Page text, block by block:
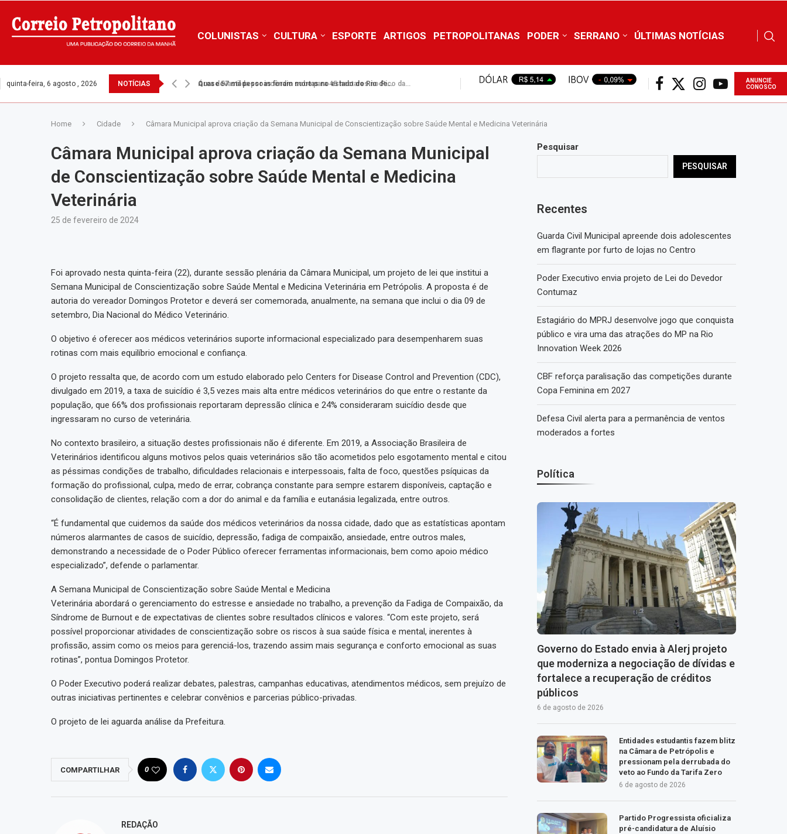
COLUNISTAS CULTURA ESPORTE ARTIGOS PETROPOLITANAS PODER SERRANO ÚLTIMAS NOTÍCIAS
quinta-feira, 6 agosto , 2026 NOTÍCIAS Área devastada por incêndio sobe para 45 hectares no Pico da...
ANUNCIE
CONOSCO
Home Cidade Câmara Municipal aprova criação da Semana Municipal de Conscientização sobre Saúde Mental e Medicina Veterinária
Câmara Municipal aprova criação da Semana Municipal
de Conscientização sobre Saúde Mental e Medicina
Veterinária
25 de fevereiro de 2024
Foi aprovado nesta quinta-feira (22), durante sessão plenária da Câmara Municipal, um projeto de lei que institui a
Semana Municipal de Conscientização sobre Saúde Mental e Medicina Veterinária em Petrópolis. A proposta é de
autoria do vereador Domingos Protetor e deverá ser comemorada, anualmente, na semana que inclui o dia 09 de
setembro, Dia Nacional do Médico Veterinário.
O objetivo é oferecer aos médicos veterinários suporte informacional especializado para desempenharem suas
rotinas com mais equilíbrio emocional e confiança.
O projeto ressalta que, de acordo com um estudo elaborado pelo Centers for Disease Control and Prevention (CDC),
divulgado em 2019, a taxa de suicídio é 3,5 vezes mais alta entre médicos veterinários do que entre o restante da
população, que 66% dos profissionais reportaram depressão clínica e 24% consideraram suicídio desde que
ingressaram no curso de veterinária.
No contexto brasileiro, a situação destes profissionais não é diferente. Em 2019, a Associação Brasileira de
Veterinários identificou alguns motivos pelos quais veterinários são tão acometidos pelo esgotamento mental e citou
as péssimas condições de trabalho, dificuldades relacionais e interpessoais, falta de foco, questões psíquicas da
formação do profissional, culpa, medo de errar, cobrança constante para sempre estarem disponíveis, captação e
consolidação de clientes, relação com a dor do animal e da família e eutanásia legalizada, entre outros.
“É fundamental que cuidemos da saúde dos médicos veterinários da nossa cidade, dado que as estatísticas apontam
números alarmantes de casos de suicídio, depressão, fadiga de compaixão, ansiedade, entre outros males,
demonstrando a necessidade de o Poder Público oferecer ferramentas informacionais, bem como apoio médico
especializado”, defende o parlamentar.
A Semana Municipal de Conscientização sobre Saúde Mental e Medicina
Veterinária abordará o gerenciamento do estresse e ansiedade no trabalho, a prevenção da Fadiga de Compaixão, da
Síndrome de Burnout e de expectativas de clientes sobre resultados clínicos e valores. “Com este projeto, será
possível proporcionar atividades de conscientização sobre os riscos à sua saúde física e mental, inerentes à
profissão, assim como os meios para gerenciá-los, trazendo assim mais segurança e conforto emocional as suas
rotinas”, pontua Domingos Protetor.
O Poder Executivo poderá realizar debates, palestras, campanhas educativas, atendimentos médicos, sem prejuízo de
outras iniciativas pertinentes e celebrar convênios e parcerias público-privadas.
O projeto de lei aguarda análise da Prefeitura.
COMPARTILHAR 0
REDAÇÃO
Pesquisar
PESQUISAR
Recentes
Guarda Civil Municipal apreende dois adolescentes
em flagrante por furto de lojas no Centro
Poder Executivo envia projeto de Lei do Devedor
Contumaz
Estagiário do MPRJ desenvolve jogo que conquista
público e vira uma das atrações do MP na Rio
Innovation Week 2026
CBF reforça paralisação das competições durante
Copa Feminina em 2027
Defesa Civil alerta para a permanência de ventos
moderados a fortes
Política
Governo do Estado envia à Alerj projeto
que moderniza a negociação de dívidas e
fortalece a recuperação de créditos
públicos
6 de agosto de 2026
Entidades estudantis fazem blitz
na Câmara de Petrópolis e
pressionam pela derrubada do
veto ao Fundo da Tarifa Zero
6 de agosto de 2026
Partido Progressista oficializa
pré-candidatura de Aluísio